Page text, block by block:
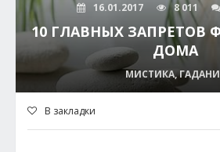
16.01.2017 8 011
10 ГЛАВНЫХ ЗАПРЕТОВ
ДОМА
МИСТИКА,
В закладки